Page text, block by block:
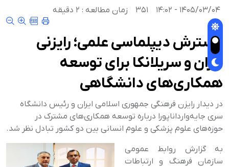
1405/03/04 - 14:02
351 زمان مطالعه : 2 دقیقه
گسترش دیپلماسی علمی؛ رایزنی
ایران و سریلانکا برای توسعه
همکاری‌های دانشگاهی
در دیدار رایزن فرهنگی جمهوری اسلامی ایران و رئیس دانشگاه
سری جایه‌وارداناپورا درباره توسعه همکاری‌های مشترک در
حوزه‌های علوم پزشکی و علوم انسانی بین دو کشور تبادل نظر شد.
به گزارش روابط عمومی
سازمان فرهنگ و ارتباطات